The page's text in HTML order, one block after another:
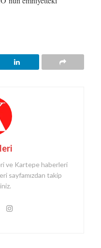
ve Kartepe haberleri
sayfamızdan takip